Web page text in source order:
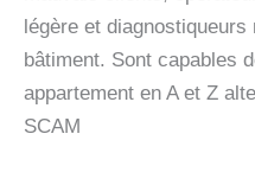
légère et
bâtiment. Sont capables
appartement en A et Z
SCAM